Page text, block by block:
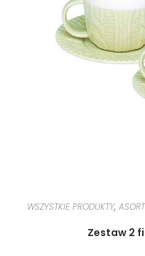
WSZYSTKIE PRODUKTY,
Zestaw 2